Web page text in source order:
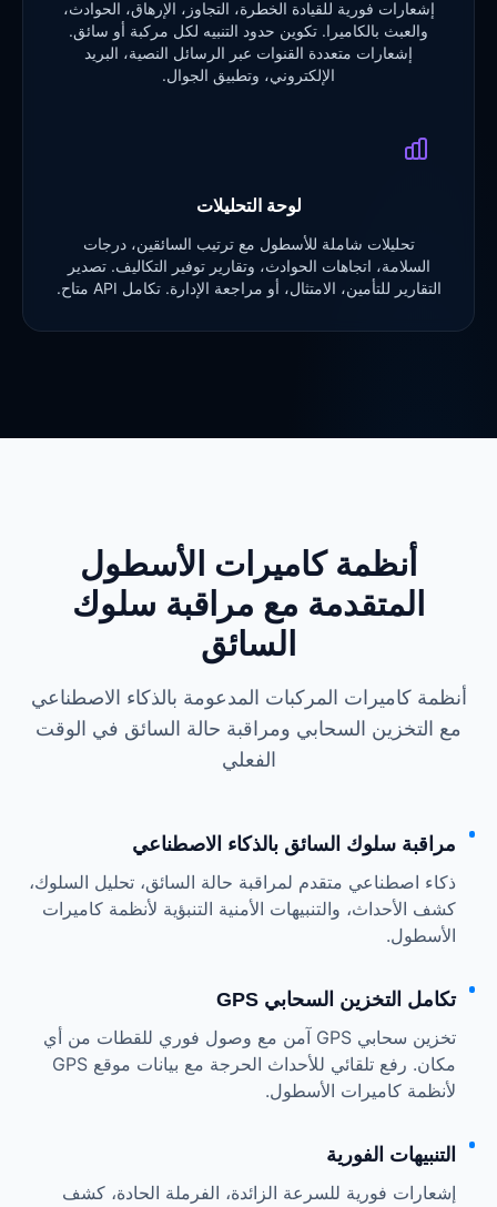
إشعارات فورية للقيادة الخطرة، التجاوز، الإرهاق، الحوادث،
والعبث بالكاميرا. تكوين حدود التنبيه لكل مركبة أو سائق.
إشعارات متعددة القنوات عبر الرسائل النصية، البريد
الإلكتروني، وتطبيق الجوال.
لوحة التحليلات
تحليلات شاملة للأسطول مع ترتيب السائقين، درجات
السلامة، اتجاهات الحوادث، وتقارير توفير التكاليف. تصدير
التقارير للتأمين، الامتثال، أو مراجعة الإدارة. تكامل API متاح.
أنظمة كاميرات الأسطول
المتقدمة مع مراقبة سلوك
السائق
أنظمة كاميرات المركبات المدعومة بالذكاء الاصطناعي
مع التخزين السحابي ومراقبة حالة السائق في الوقت
الفعلي
مراقبة سلوك السائق بالذكاء الاصطناعي
ذكاء اصطناعي متقدم لمراقبة حالة السائق، تحليل السلوك،
كشف الأحداث، والتنبيهات الأمنية التنبؤية لأنظمة كاميرات
الأسطول.
تكامل التخزين السحابي GPS
تخزين سحابي GPS آمن مع وصول فوري للقطات من أي
مكان. رفع تلقائي للأحداث الحرجة مع بيانات موقع GPS
لأنظمة كاميرات الأسطول.
التنبيهات الفورية
إشعارات فورية للسرعة الزائدة، الفرملة الحادة، كشف